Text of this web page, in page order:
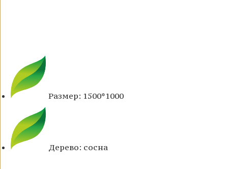
Размер: 1500*1000
Дерево: сосна